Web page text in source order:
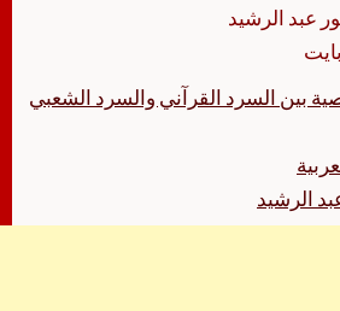
عبد الرشيد
بين السرد القرآني والسرد الشعبي
الرشيد